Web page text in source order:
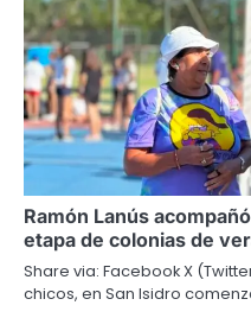
Ramón Lanús
etapa de colonias de
Share via: Facebook X
chicos, en San Isidro